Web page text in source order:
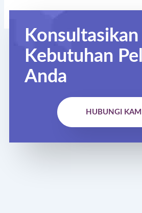
Konsultasikan
Kebutuhan
Anda
HUBUNGI KAMI